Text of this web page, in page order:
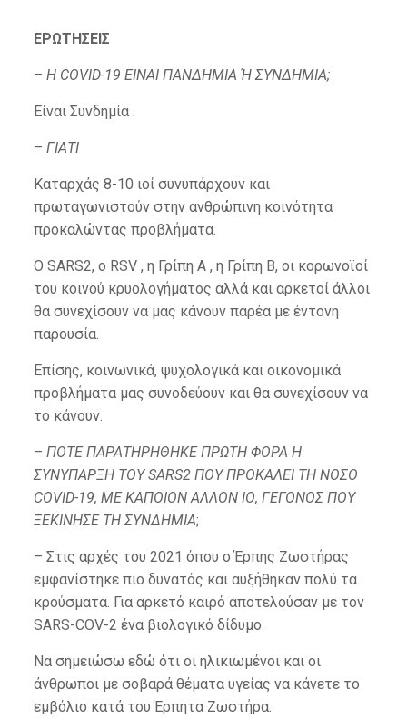
ΕΡΩΤΗΣΕΙΣ
– Η COVID-19 ΕΙΝΑΙ ΠΑΝΔΗΜΙΑ Ή ΣΥΝΔΗΜΙΑ;
Είναι Συνδημία .
– ΓΙΑΤΙ
Καταρχάς 8-10 ιοί συνυπάρχουν και
πρωταγωνιστούν στην ανθρώπινη κοινότητα
προκαλώντας προβλήματα.
Ο SARS2, ο RSV , η Γρίπη Α , η Γρίπη Β, οι κορωνοϊοί
του κοινού κρυολογήματος αλλά και αρκετοί άλλοι
θα συνεχίσουν να μας κάνουν παρέα με έντονη
παρουσία.
Επίσης, κοινωνικά, ψυχολογικά και οικονομικά
προβλήματα μας συνοδεύουν και θα συνεχίσουν να
το κάνουν.
– ΠΟΤΕ ΠΑΡΑΤΗΡΗΘΗΚΕ ΠΡΩΤΗ ΦΟΡΑ Η
ΣΥΝΥΠΑΡΞΗ ΤΟΥ SARS2 ΠΟΥ ΠΡΟΚΑΛΕΙ ΤΗ ΝΟΣΟ
COVID-19, ΜΕ ΚΑΠΟΙΟΝ ΑΛΛΟΝ ΙΟ, ΓΕΓΟΝΟΣ ΠΟΥ
ΞΕΚΙΝΗΣΕ ΤΗ ΣΥΝΔΗΜΙΑ;
– Στις αρχές του 2021 όπου ο Έρπης Ζωστήρας
εμφανίστηκε πιο δυνατός και αυξήθηκαν πολύ τα
κρούσματα. Για αρκετό καιρό αποτελούσαν με τον
SARS-COV-2 ένα βιολογικό δίδυμο.
Να σημειώσω εδώ ότι οι ηλικιωμένοι και οι
άνθρωποι με σοβαρά θέματα υγείας να κάνετε το
εμβόλιο κατά του Έρπητα Ζωστήρα.